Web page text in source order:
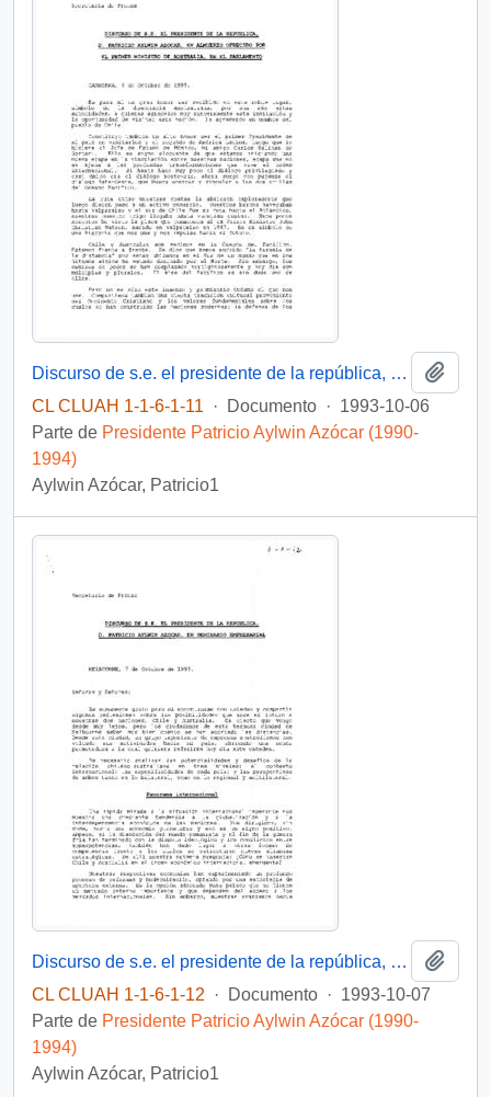
Discurso de s.e. el presidente de la república, D. Patricio Aylwin Azócar, en almuerzo ofrecido por el primer ministro de Australia, en el parlamento
CL CLUAH 1-1-6-1-11
· Documento · 1993-10-06
Parte de Presidente Patricio Aylwin Azócar (1990-
1994)
Aylwin Azócar, Patricio1
Discurso de s.e. el presidente de la república, D. Patricio Aylwin Azócar, en seminario empresarial.
CL CLUAH 1-1-6-1-12
· Documento · 1993-10-07
Parte de Presidente Patricio Aylwin Azócar (1990-
1994)
Aylwin Azócar, Patricio1